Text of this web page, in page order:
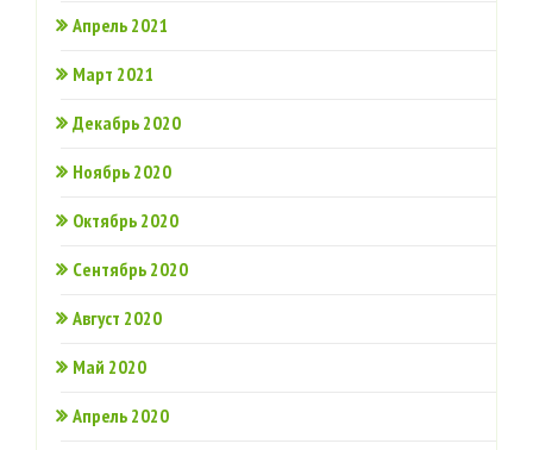
Апрель 2021
Март 2021
Декабрь 2020
Ноябрь 2020
Октябрь 2020
Сентябрь 2020
Август 2020
Май 2020
Апрель 2020